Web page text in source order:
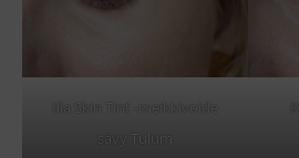
Ilia Skin Tint -meikkivoide
sävy Tulum